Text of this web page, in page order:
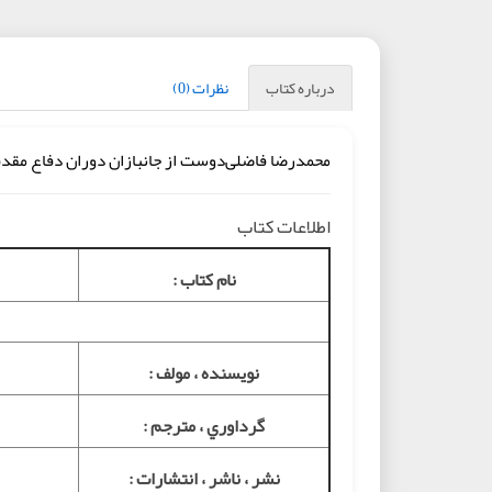
درباره کتاب نظرات (0)
محمدرضا فاضلی‌دوست از جانبازان دوران دفاع
اطلاعات کتاب
نام کتاب :
نويسنده ، مولف :
گرداوري ، مترجم :
نشر ، ناشر ، انتشارات :